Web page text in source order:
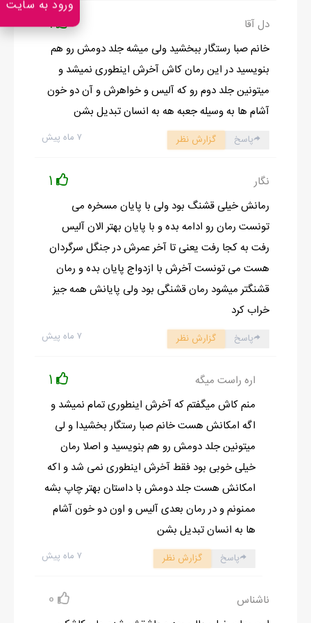
هواشدم به ساعتم نگاه کردم که دیدم ساعت ۱۱ با شتاب نشستم سرجام
وای دوشنبه ساعت ۱۱ونیم کلاس دارم فوری رفتم سمت کمد لباسام و
بدون اینکه نگاه کنم چی میپوشم هرچی اومد دستم پوشیدم و تند تند
یه کفش ورداشتم که با لمس کردنش فهمیدم صندله رفتم بیرون تند
تند داشتم میرفتم که آنجل از آشپزخونه اومد بیرون اول یکم مبهوت
ـ کجا میری!!!
با صدایی که خنده توش موج میزد
ـ یکشنبه دانشگاه میری؟!
اول نفهمیدم چی به چیه تازه فهمیدم چه خبره
+آنجل امروز یکشنبست چرا زووود تر نگفتی
ـ خوب نپرسیدی تازه چه خوشگل شدی بعدم از خنده زیاد شکمشو
گرفت چشم غره ای براش رفتم و با غرغر حرکت کردم سمت اتاقم ودرو
محکم پشت سرم بستم داشتم میرفتم سمت حموم تا یه دوش بگیرم که
با چیزی که تو آینه دیدم میخکوب سرجام وایسادم
شلوار دمپاگشاد نارنجی و یه بلوز بنفش فون صندلی ام که پام بود آبی
بود موهامم مثل جنگلی ها دورم ریختم مداد چشمم زیر چشمم پخش
شده کلا یه هیولای خنده دار شده بودم جیغ آرومی کشیدم و موهامو
گرفتم دستمو میکشیدمشون دست از خودزنی برداشتم فوری پریدم
حموم بعد از یه حموم سرسری اومدم بیرون تاپو شلوارکه سفید قرمزمو
پوشیدم موهامو باز گذاشتم یه تل قرمز گذاشتم روش خط چشم نسبتا
کلفتی کشیدمو یه رژلب قرمز مات پررنگ زدم یه نگاه به خودم انداختم
اصن شدم هلو به چند لحظه قبل که فک میکنم خندم میگیره تبدیل
لولو به هلو به من میگنا به ساعت نگاه کردم ۱۱:۳۰ دقیقه رفتم سمت
گوشیم تا ببینم چه خبره داشتم وب دانستنی های شگفت انگیز تو این
چند روز که نبودم کلی عکس و متن جدید گذاشته بود کارم با وب که
بودم شدم رفتم تو گالری تا عکسارو نگاه کنم خیلی جالب بودن فک کنم
دل آقا 1
خانم صبا رستگار ببخشید ولی میشه جلد دومش رو هم
بنویسید در این رمان کاش آخرش اینطوری نمیشد و
میتونین جلد دوم رو که آلیس و خواهرش و آن دو خون
آشام ها به وسیله جعبه هه به انسان تبدیل بشن
۷ ماه پیش پاسخ گزارش نظر
نگار 1
رمانش خیلی قشنگ بود ولی با پایان مسخره می
تونست رمان رو ادامه بده و با پایان بهتر الان آلیس
رفت به کجا رفت یعنی تا آخر عمرش در جنگل سرگردان
هست می تونست آخرش با ازدواج پایان بده و رمان
قشنگتر میشود رمان قشنگی بود ولی پایانش همه جیز
خراب کرد
۷ ماه پیش پاسخ گزارش نظر
اره راست میگه 1
منم کاش میگفتم که آخرش اینطوری تمام نمیشد و
اگه امکانش هست خانم صبا رستگار بخشیدا و لی
میتونین جلد دومش رو هم بنویسید و اصلا رمان
خیلی خوبی بود فقط آخرش اینطوری نمی شد و اکه
امکانش هست جلد دومش با داستان بهتر چاپ بشه
ممنونم و در رمان بعدی آلیس و اون دو خون آشام
ها به انسان تبدیل بشن
۷ ماه پیش پاسخ گزارش نظر
ناشناس 0
ورود به سایت